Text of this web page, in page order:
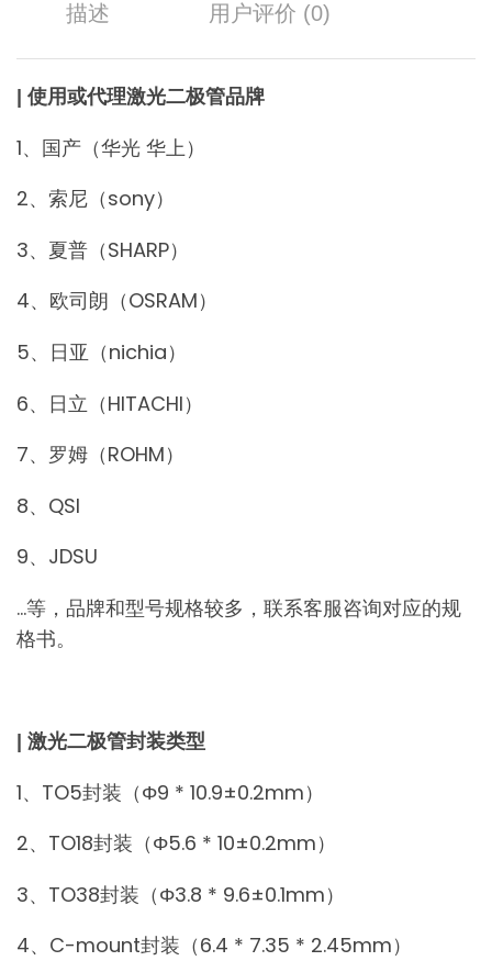
描述 用户评价 (0)
| 使用或代理激光二极管品牌
1、国产（华光 华上）
2、索尼（sony）
3、夏普（SHARP）
4、欧司朗（OSRAM）
5、日亚（nichia）
6、日立（HITACHI）
7、罗姆（ROHM）
8、QSI
9、JDSU
…等，品牌和型号规格较多，联系客服咨询对应的规
格书。
| 激光二极管封装类型
1、TO5封装（Φ9 * 10.9±0.2mm）
2、TO18封装（Φ5.6 * 10±0.2mm）
3、TO38封装（Φ3.8 * 9.6±0.1mm）
4、C-mount封装（6.4 * 7.35 * 2.45mm）